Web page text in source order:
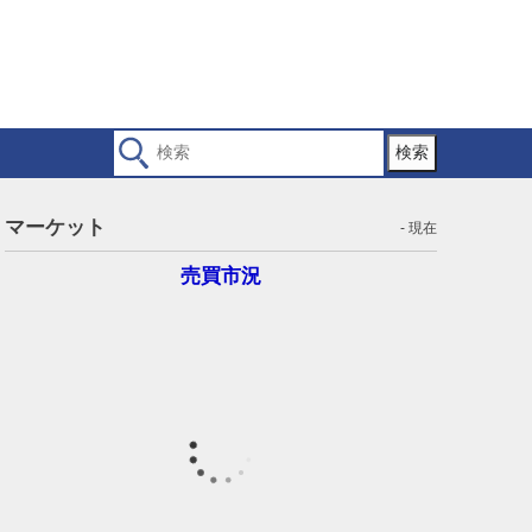
検索
マーケット - 現在
売買市況